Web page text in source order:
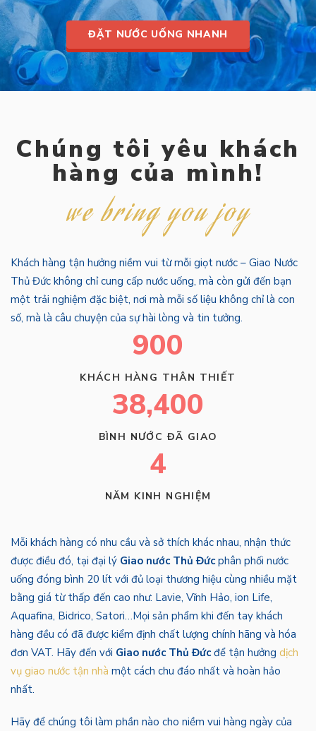
ĐẶT NƯỚC UỐNG NHANH
Chúng tôi yêu khách
hàng của mình!
we bring you joy
Khách hàng tận hưởng niềm vui từ mỗi giọt nước – Giao Nước
Thủ Đức không chỉ cung cấp nước uống, mà còn gửi đến bạn
một trải nghiệm đặc biệt, nơi mà mỗi số liệu không chỉ là con
số, mà là câu chuyện của sự hài lòng và tin tưởng.
900
KHÁCH HÀNG THÂN THIẾT
38,400
BÌNH NƯỚC ĐÃ GIAO
4
NĂM KINH NGHIỆM
Mỗi khách hàng có nhu cầu và sở thích khác nhau, nhận thức
được điều đó, tại đại lý Giao nước Thủ Đức phân phối nước
uống đóng bình 20 lít với đủ loại thương hiệu cùng nhiều mặt
bằng giá từ thấp đến cao như: Lavie, Vĩnh Hảo, ion Life,
Aquafina, Bidrico, Satori…Mọi sản phẩm khi đến tay khách
hàng đều có đã được kiểm định chất lượng chính hãng và hóa
đơn VAT. Hãy đến với Giao nước Thủ Đức để tận hưởng dịch
vụ giao nước tận nhà một cách chu đáo nhất và hoàn hảo
nhất.
Hãy để chúng tôi làm phần nào cho niềm vui hàng ngày của